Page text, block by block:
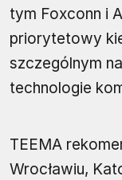
tym Foxconn i
priorytetowy
szczególnym
technologie
TEEMA
Wrocławiu,